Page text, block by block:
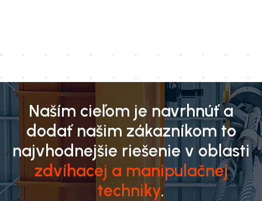
Naším cieľom je navrhnúť a
dodať našim zákazníkom to
najvhodnejšie riešenie v oblasti
zdvíhacej a manipulačnej
techniky.